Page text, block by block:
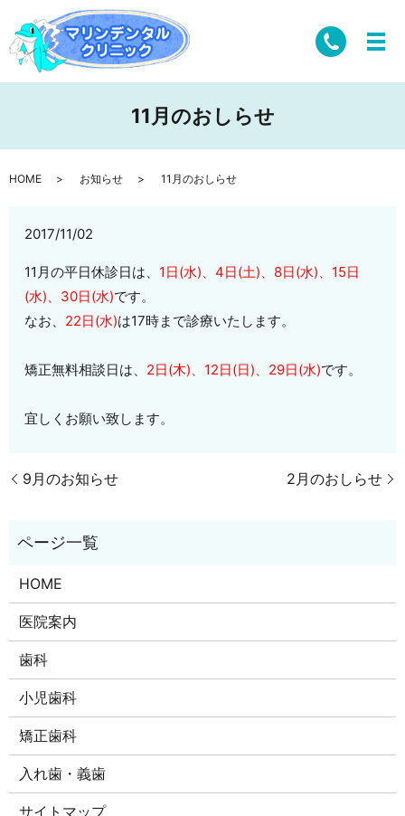
11月のおしらせ
HOME お知らせ 11月のおしらせ
2017/11/02
11月の平日休診日は、 1日(水)、4日(土)、8日(水)、15日
(水)、30日(水)です。
なお、 22日(水)は17時まで診療いたします。
矯正無料相談日は、 2日(木)、12日(日)、29日(水)です。
宜しくお願い致します。
9月のお知らせ 2月のおしらせ
HOME
医院案内
歯科
小児歯科
矯正歯科
入れ歯・義歯
サイトマップ